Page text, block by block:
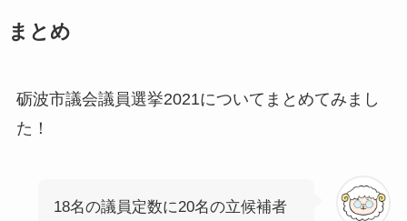
まとめ
砺波市議会議員選挙2021についてまとめてみまし
た！
18名の議員定数に20名の立候補者